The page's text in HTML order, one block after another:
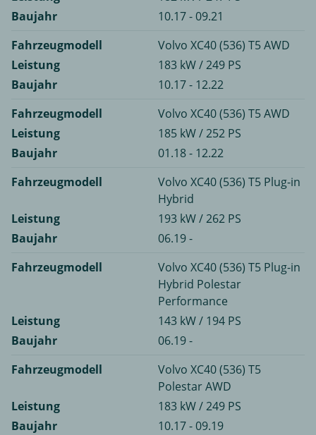
Baujahr
10.17 - 09.21
Fahrzeugmodell
Volvo XC40 (536) T5 AWD
Leistung
183 kW / 249 PS
Baujahr
10.17 - 12.22
Fahrzeugmodell
Volvo XC40 (536) T5 AWD
Leistung
185 kW / 252 PS
Baujahr
01.18 - 12.22
Fahrzeugmodell
Volvo XC40 (536) T5 Plug-in
Hybrid
Leistung
193 kW / 262 PS
Baujahr
06.19 -
Fahrzeugmodell
Volvo XC40 (536) T5 Plug-in
Hybrid Polestar
Performance
Leistung
143 kW / 194 PS
Baujahr
06.19 -
Fahrzeugmodell
Volvo XC40 (536) T5
Polestar AWD
Leistung
183 kW / 249 PS
Baujahr
10.17 - 09.19